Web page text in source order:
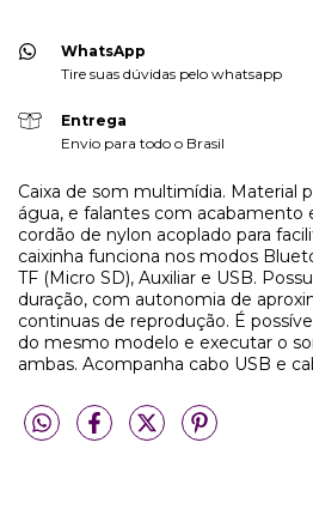
WhatsApp
Tire suas dúvidas pelo whatsapp
Entrega
Envio para todo o Brasil
Caixa de som multimídia. Material
água, e falantes com acabamento
cordão de nylon acoplado para
caixinha funciona nos modos
TF (Micro SD), Auxiliar e USB.
duração, com autonomia de
continuas de reprodução. É
do mesmo modelo e executar o
ambas. Acompanha cabo USB e